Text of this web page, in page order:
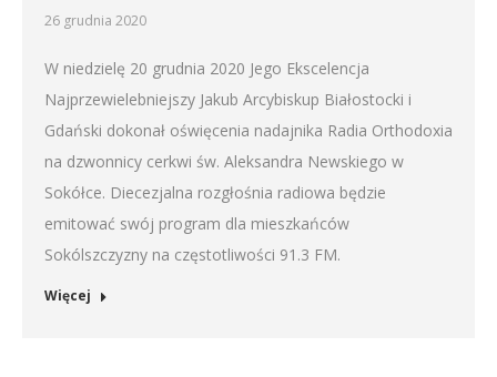
26 grudnia 2020
W niedzielę 20 grudnia 2020 Jego Ekscelencja
Najprzewielebniejszy Jakub Arcybiskup Białostocki i
Gdański dokonał oświęcenia nadajnika Radia Orthodoxia
na dzwonnicy cerkwi św. Aleksandra Newskiego w
Sokółce. Diecezjalna rozgłośnia radiowa będzie
emitować swój program dla mieszkańców
Sokólszczyzny na częstotliwości 91.3 FM.
Więcej